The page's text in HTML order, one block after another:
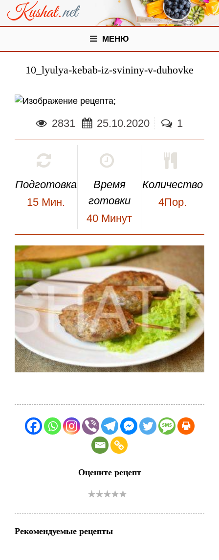
МЕНЮ
10_lyulya-kebab-iz-svininy-v-duhovke
;
2831 25.10.2020 1
Подготовка
15 Мин.
Время
готовки
40 Минут
Количество
4Пор.
Оцените рецепт
Рекомендуемые рецепты